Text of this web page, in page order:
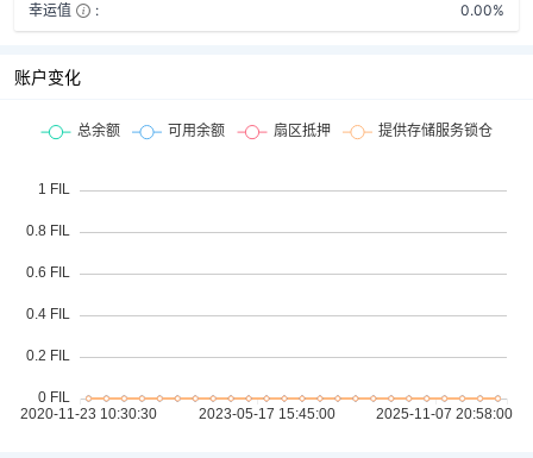
幸运值
: 0.00%
账户变化